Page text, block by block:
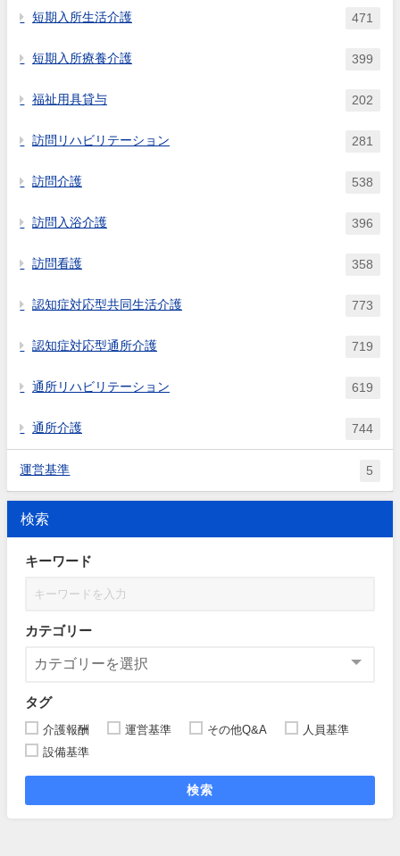
短期入所生活介護 471
短期入所療養介護 399
福祉用具貸与 202
訪問リハビリテーション 281
訪問介護 538
訪問入浴介護 396
訪問看護 358
認知症対応型共同生活介護 773
認知症対応型通所介護 719
通所リハビリテーション 619
通所介護 744
運営基準 5
検索
キーワード
カテゴリー
タグ
介護報酬 運営基準 その他Q&A
人員基準
設備基準
検索